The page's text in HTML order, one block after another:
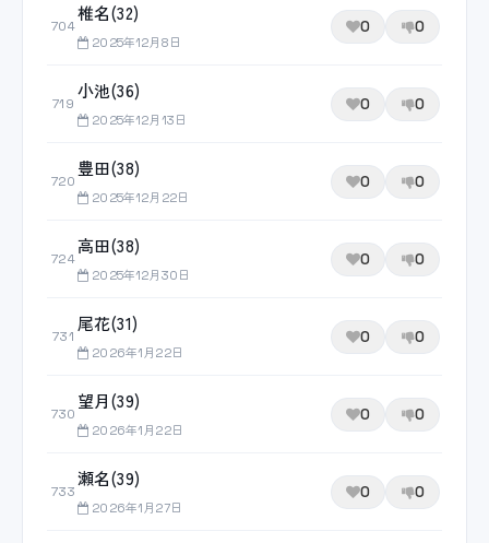
704
椎名(32)
2025年12月8日
0 0
719
小池(36)
2025年12月13日
0 0
720
豊田(38)
2025年12月22日
0 0
724
高田(38)
2025年12月30日
0 0
731
尾花(31)
2026年1月22日
0 0
730
望月(39)
2026年1月22日
0 0
733
瀬名(39)
2026年1月27日
0 0